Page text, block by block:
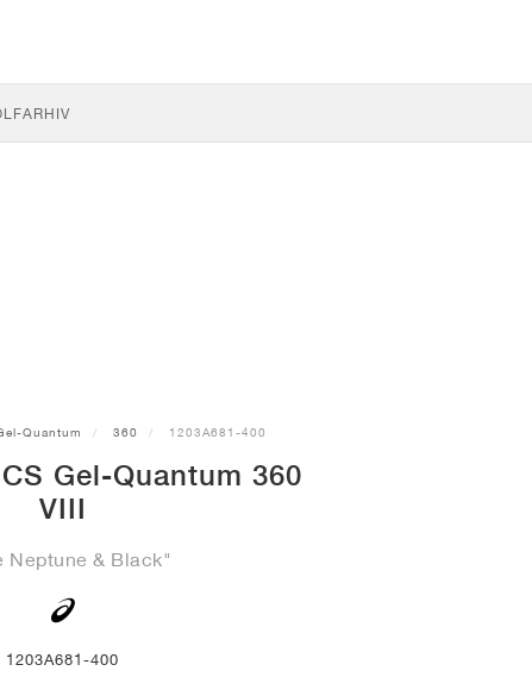
ARHIV
Quantum 360 1203A681-400
Gel-Quantum 360
VIII
Neptune & Black"
1203A681-400